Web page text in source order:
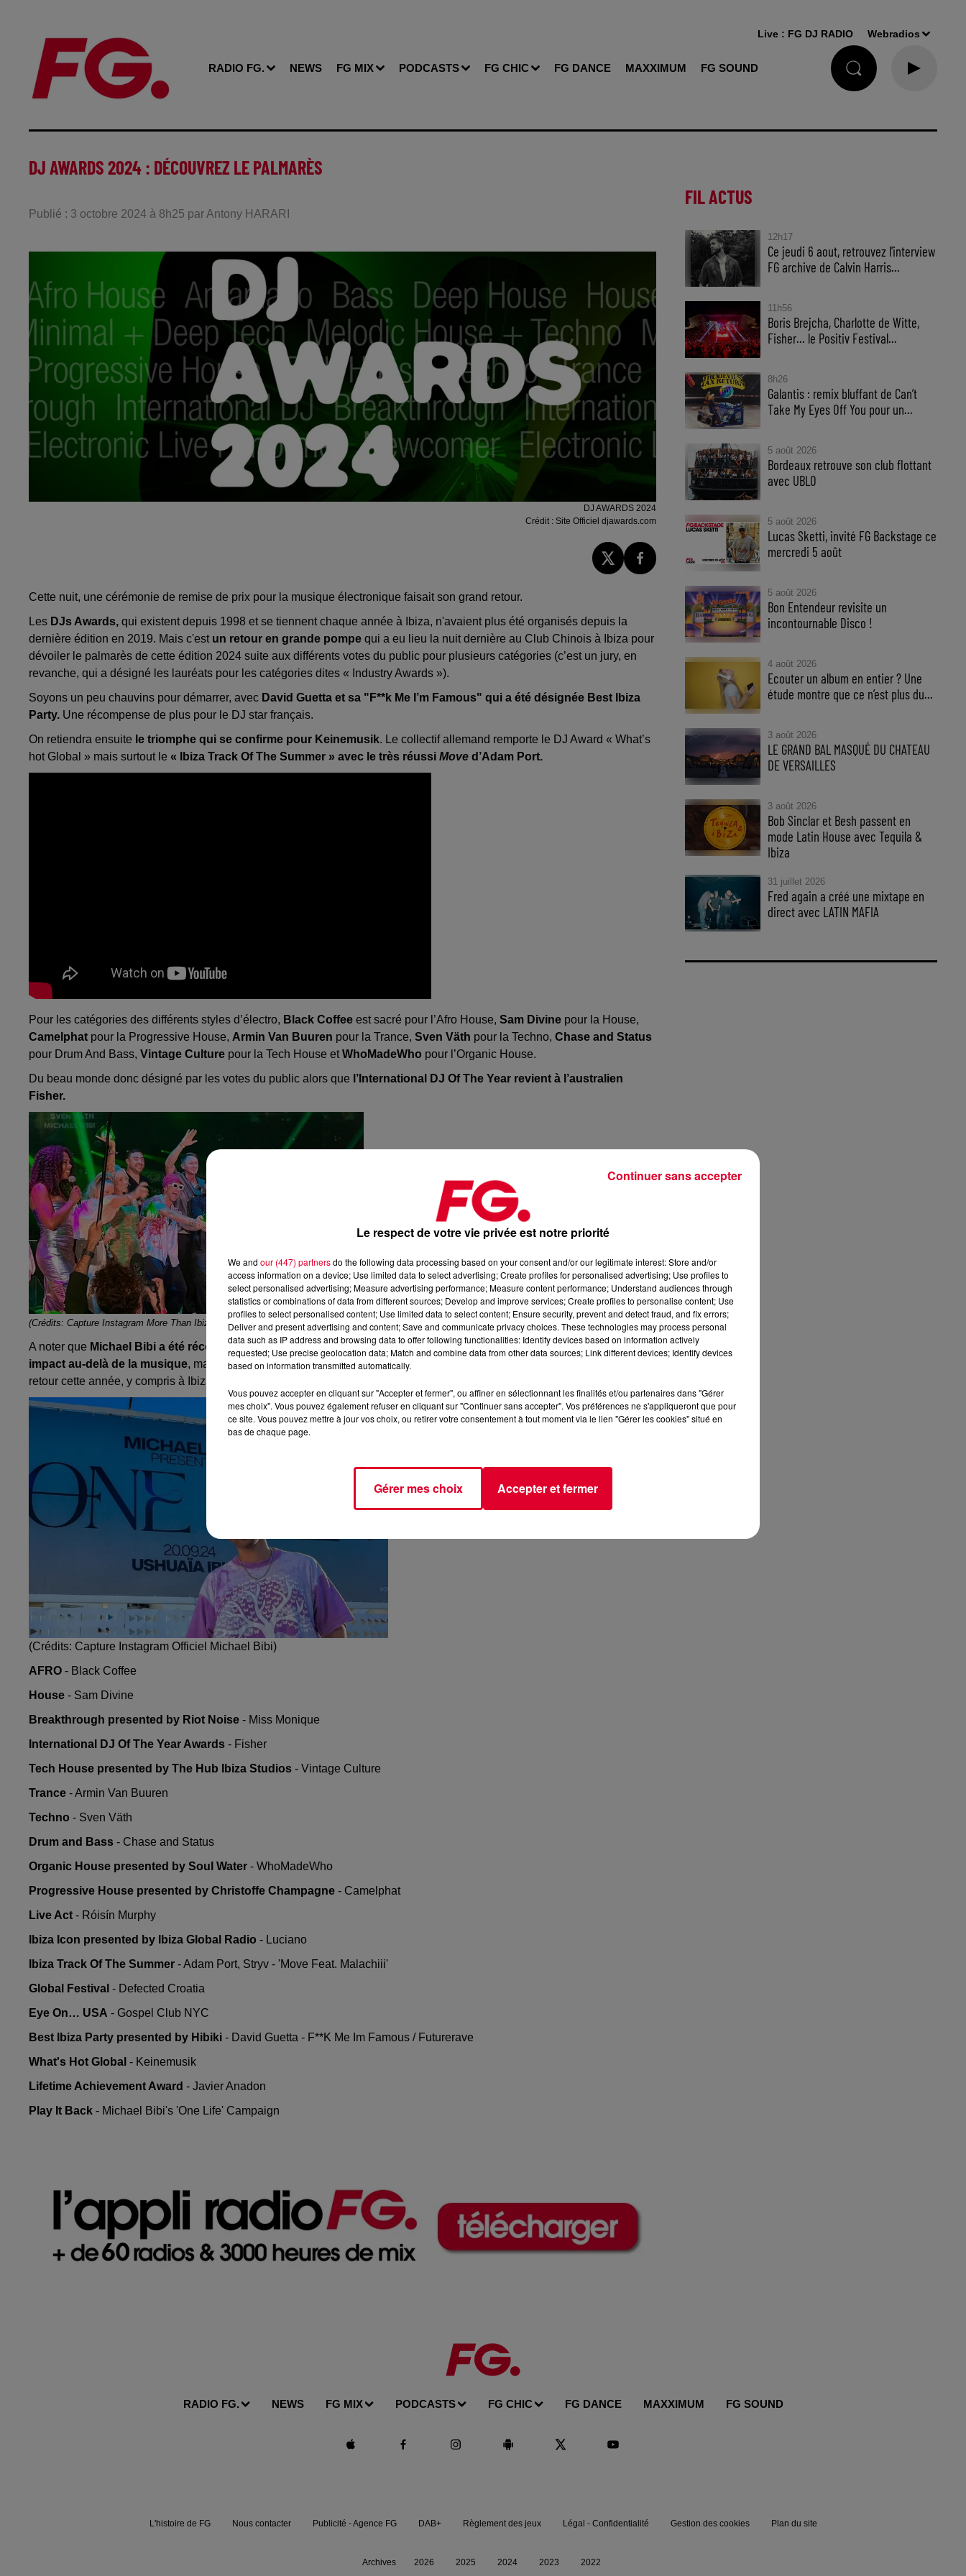
RADIO FG. NEWS FG MIX PODCASTS FG CHIC FG DANCE MAXXIMUM FG SOUND
Live : FG DJ RADIO Webradios
DJ AWARDS 2024 : DÉCOUVREZ LE PALMARÈS
Publié : 3 octobre 2024 à 8h25 par Antony HARARI
DJ AWARDS 2024
Crédit : Site Officiel djawards.com
Cette nuit, une cérémonie de remise de prix pour la musique électronique faisait son grand retour.
Les DJs Awards, qui existent depuis 1998 et se tiennent chaque année à Ibiza, n'avaient plus été organisés depuis la
dernière édition en 2019. Mais c'est un retour en grande pompe qui a eu lieu la nuit dernière au Club Chinois à Ibiza pour
dévoiler le palmarès de cette édition 2024 suite aux différents votes du public pour plusieurs catégories (c’est un jury, en
revanche, qui a désigné les lauréats pour les catégories dites « Industry Awards »).
Soyons un peu chauvins pour démarrer, avec David Guetta et sa "F**k Me I’m Famous" qui a été désignée Best Ibiza
Party. Une récompense de plus pour le DJ star français.
On retiendra ensuite le triomphe qui se confirme pour Keinemusik. Le collectif allemand remporte le DJ Award « What’s
hot Global » mais surtout le « Ibiza Track Of The Summer » avec le très réussi Move d’Adam Port.
Pour les catégories des différents styles d’électro, Black Coffee est sacré pour l’Afro House, Sam Divine pour la House,
Camelphat pour la Progressive House, Armin Van Buuren pour la Trance, Sven Väth pour la Techno, Chase and Status
pour Drum And Bass, Vintage Culture pour la Tech House etWhoMadeWho pour l’Organic House.
Du beau monde donc désigné par les votes du public alors que l’International DJ Of The Year revient à l’australien
Fisher.
(Crédits: Capture Instagram More Than Ibiza)
A noter que Michael Bibi a été récompensé du « Play it Back » DJ Award qui vient gratifier ceux qui ont aussi un
impact au-delà de la musique, mais aussi dans la société. Et c’est un grand symbole pour le DJ britannique qui a fait son
retour cette année, y compris à Ibiza avec sa tournée
(Crédits: Capture Instagram Officiel Michael Bibi)
AFRO - Black Coffee
House - Sam Divine
Breakthrough presented by Riot Noise - Miss Monique
International DJ Of The Year Awards - Fisher
Tech House presented by The Hub Ibiza Studios - Vintage Culture
Trance - Armin Van Buuren
Techno - Sven Väth
Drum and Bass - Chase and Status
Organic House presented by Soul Water - WhoMadeWho
Progressive House presented by Christoffe Champagne - Camelphat
Live Act - Róisín Murphy
Ibiza Icon presented by Ibiza Global Radio - Luciano
Ibiza Track Of The Summer - Adam Port, Stryv - 'Move Feat. Malachiii'
Global Festival - Defected Croatia
Eye On… USA - Gospel Club NYC
Best Ibiza Party presented by Hibiki - David Guetta - F**K Me Im Famous / Futurerave
What's Hot Global - Keinemusik
Lifetime Achievement Award - Javier Anadon
Play It Back - Michael Bibi's 'One Life' Campaign
FIL ACTUS
12h17
Ce jeudi 6 aout, retrouvez l'interview
FG archive de Calvin Harris...
11h56
Boris Brejcha, Charlotte de Witte,
Fisher… le Positiv Festival...
8h26
Galantis : remix bluffant de Can’t
Take My Eyes Off You pour un...
5 août 2026
Bordeaux retrouve son club flottant
avec UBLO
5 août 2026
Lucas Sketti, invité FG Backstage ce
mercredi 5 août
5 août 2026
Bon Entendeur revisite un
incontournable Disco !
4 août 2026
Ecouter un album en entier ? Une
étude montre que ce n’est plus du...
3 août 2026
LE GRAND BAL MASQUÉ DU CHATEAU
DE VERSAILLES
3 août 2026
Bob Sinclar et Besh passent en
mode Latin House avec Tequila &
Ibiza
31 juillet 2026
Fred again a créé une mixtape en
direct avec LATIN MAFIA
RADIO FG. NEWS FG MIX PODCASTS FG CHIC FG DANCE MAXXIMUM FG SOUND
L'histoire de FG Nous contacter Publicité - Agence FG DAB+ Règlement des jeux Légal - Confidentialité Gestion des cookies Plan du site
Archives 2026 2025 2024 2023 2022
Le respect de votre vie privée est notre priorité
We and our (447) partnersdo the following data processing based on your consent and/or our legitimate interest: Store and/or
access information on a device; Use limited data to select advertising; Create profiles for personalised advertising; Use profiles to
select personalised advertising; Measure advertising performance; Measure content performance; Understand audiences through
statistics or combinations of data from different sources; Develop and improve services; Create profiles to personalise content; Use
profiles to select personalised content; Use limited data to select content; Ensure security, prevent and detect fraud, and fix errors;
Deliver and present advertising and content; Save and communicate privacy choices. These technologies may process personal
data such as IP address and browsing data to offer following functionalities: Identify devices based on information actively
requested; Use precise geolocation data; Match and combine data from other data sources; Link different devices; Identify devices
based on information transmitted automatically.
Vous pouvez accepter en cliquant sur "Accepter et fermer", ou affiner en sélectionnant les finalités et/ou partenaires dans "Gérer
mes choix". Vous pouvez également refuser en cliquant sur "Continuer sans accepter". Vos préférences ne s'appliqueront que pour
ce site. Vous pouvez mettre à jour vos choix, ou retirer votre consentement à tout moment via le lien "Gérer les cookies" situé en
bas de chaque page.
Gérer mes choix Accepter et fermer
Continuer sans accepter